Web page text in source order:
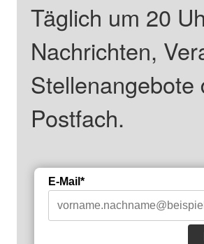
Täglich um 20
Nachrichten,
Postfach.
E-Mail*